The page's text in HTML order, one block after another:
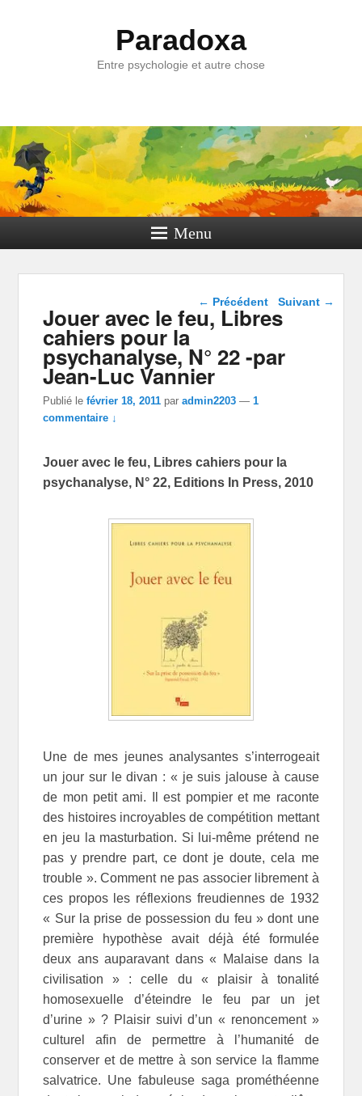
Paradoxa
Entre psychologie et autre chose
Menu
Navigation dans les
← Précédent Suivant →
Jouer avec le feu, Libres
cahiers pour la
psychanalyse, N° 22 -par
Jean-Luc Vannier
Publié lefévrier 18, 2011 paradmin2203 —1
commentaire ↓
Jouer avec le feu, Libres cahiers pour la
psychanalyse, N° 22, Editions In Press, 2010
Une de mes jeunes analysantes s’interrogeait
un jour sur le divan : « je suis jalouse à cause
de mon petit ami. Il est pompier et me raconte
des histoires incroyables de compétition mettant
en jeu la masturbation. Si lui-même prétend ne
pas y prendre part, ce dont je doute, cela me
trouble ». Comment ne pas associer librement à
ces propos les réflexions freudiennes de 1932
« Sur la prise de possession du feu » dont une
première hypothèse avait déjà été formulée
deux ans auparavant dans « Malaise dans la
civilisation » : celle du « plaisir à tonalité
homosexuelle d’éteindre le feu par un jet
d’urine » ? Plaisir suivi d’un « renoncement »
culturel afin de permettre à l’humanité de
conserver et de mettre à son service la flamme
salvatrice. Une fabuleuse saga prométhéenne